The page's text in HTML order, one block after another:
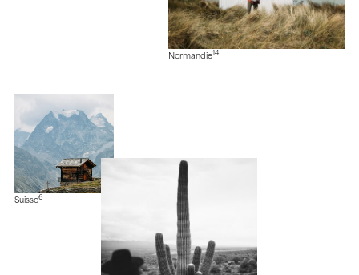
Normandie14
Suisse6